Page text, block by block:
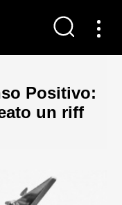
Positivo:
un riff